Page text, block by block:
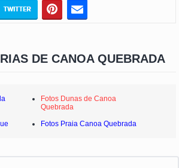
DE CANOA QUEBRADA
Fotos Dunas de Canoa
Quebrada
Fotos Praia Canoa Quebrada